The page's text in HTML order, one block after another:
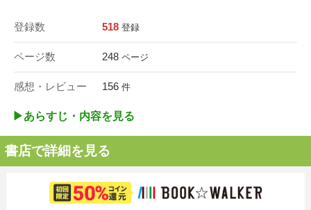
登録数 518 登録
ページ数 248 ページ
感想・レビュー 156 件
▶︎あらすじ・内容を見る
書店で詳細を見る